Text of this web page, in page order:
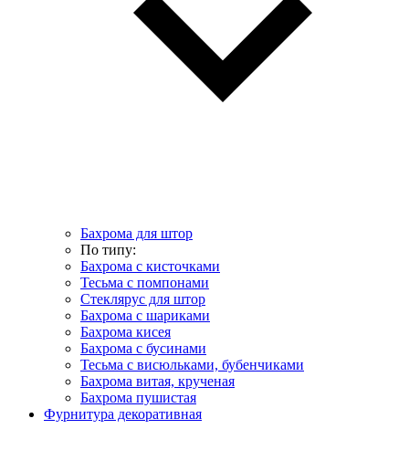
Бахрома для штор
По типу:
Бахрома с кисточками
Тесьма с помпонами
Стеклярус для штор
Бахрома с шариками
Бахрома кисея
Бахрома с бусинами
Тесьма с висюльками, бубенчиками
Бахрома витая, крученая
Бахрома пушистая
Фурнитура декоративная